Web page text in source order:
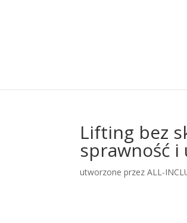
Lifting bez
sprawność i
utworzone przezALL-